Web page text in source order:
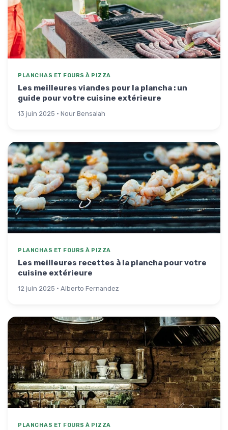
PLANCHAS ET FOURS À PIZZA
Les meilleures viandes pour la plancha : un
guide pour votre cuisine extérieure
13 juin 2025 · Nour Bensalah
PLANCHAS ET FOURS À PIZZA
Les meilleures recettes à la plancha pour votre
cuisine extérieure
12 juin 2025 · Alberto Fernandez
PLANCHAS ET FOURS À PIZZA